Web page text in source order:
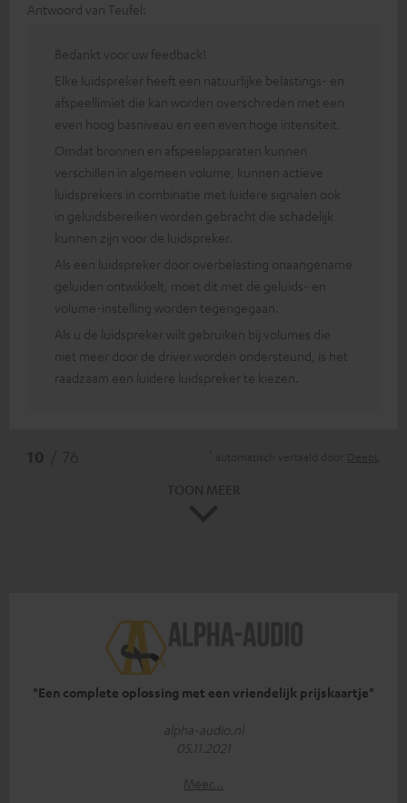
Antwoord van Teufel:
Bedankt voor uw feedback!
Elke luidspreker heeft een natuurlijke belastings- en
afspeellimiet die kan worden overschreden met een
even hoog basniveau en een even hoge intensiteit.
Omdat bronnen en afspeelapparaten kunnen
verschillen in algemeen volume, kunnen actieve
luidsprekers in combinatie met luidere signalen ook
in geluidsbereiken worden gebracht die schadelijk
kunnen zijn voor de luidspreker.
Als een luidspreker door overbelasting onaangename
geluiden ontwikkelt, moet dit met de geluids- en
volume-instelling worden tegengegaan.
Als u de luidspreker wilt gebruiken bij volumes die
niet meer door de driver worden ondersteund, is het
raadzaam een luidere luidspreker te kiezen.
"Een complete oplossing met een vriendelijk prijskaartje"
alpha-audio.nl
05.11.2021
Meer...